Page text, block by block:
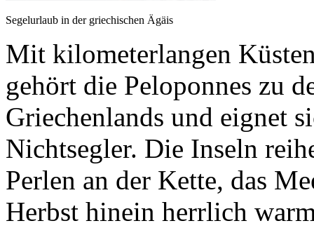
Segelurlaub in der griechischen Ägäis
Mit kilometerlangen
gehört die Peloponnes zu
Griechenlands und eignet
Nichtsegler. Die Inseln
Perlen an der Kette, das
Herbst hinein herrlich